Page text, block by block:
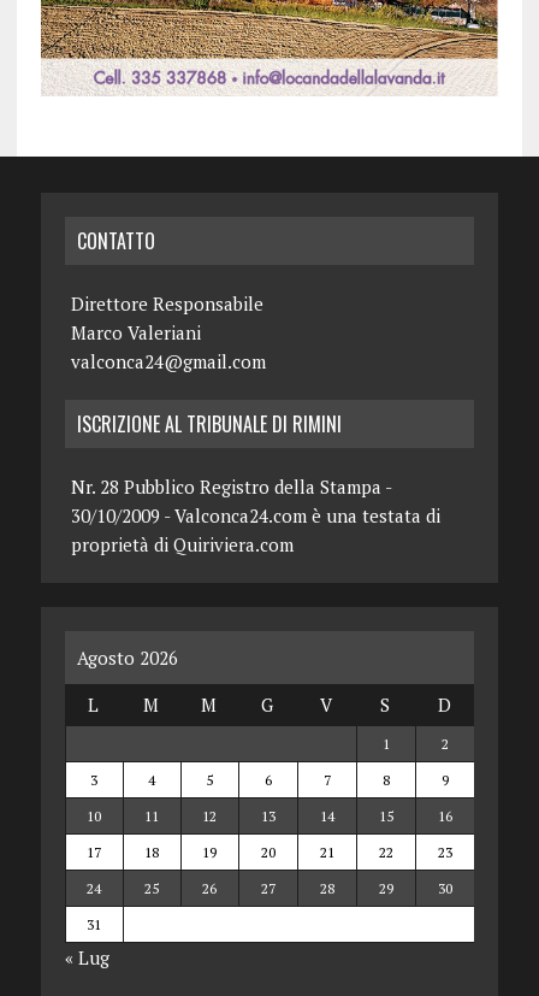
CONTATTO
Direttore Responsabile
Marco Valeriani
valconca24@gmail.com
ISCRIZIONE AL TRIBUNALE DI RIMINI
Nr. 28 Pubblico Registro della Stampa -
30/10/2009 - Valconca24.com è una testata di
proprietà di Quiriviera.com
Agosto 2026
L
M M G V S D
1
2
3
4 5 6 7 8
9
10
11 12 13 14 15
16
17
18 19 20 21 22
23
24
25 26 27 28 29
30
31
« Lug